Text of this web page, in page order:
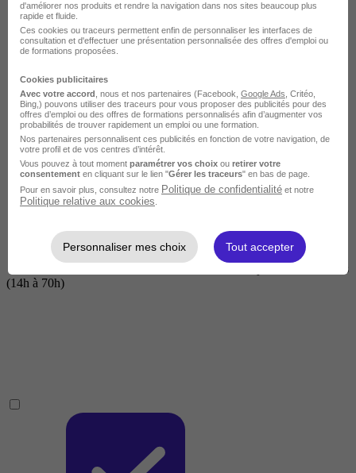
Courte
2 jours à 2 semaines
(14h à 70h)
d'améliorer nos produits et rendre la navigation dans nos sites beaucoup plus
rapide et fluide.
Ces cookies ou traceurs permettent enfin de personnaliser les interfaces de
consultation et d'effectuer une présentation personnalisée des offres d'emploi ou
de formations proposées.
Cookies publicitaires
Avec votre accord , nous et nos partenaires (Facebook, Google Ads , Critéo,
Bing,) pouvons utiliser des traceurs pour vous proposer des publicités pour des
offres d’emploi ou des offres de formations personnalisés afin d’augmenter vos
probabilités de trouver rapidement un emploi ou une formation.
Nos partenaires personnalisent ces publicités en fonction de votre navigation, de
votre profil et de vos centres d’intérêt.
Vous pouvez à tout moment paramétrer vos choix ou retirer votre
consentement en cliquant sur le lien "Gérer les traceurs" en bas de page.
Pour en savoir plus, consultez notre Politique de confidentialité et notre
Politique relative aux cookies
Personnaliser mes choix Tout accepter